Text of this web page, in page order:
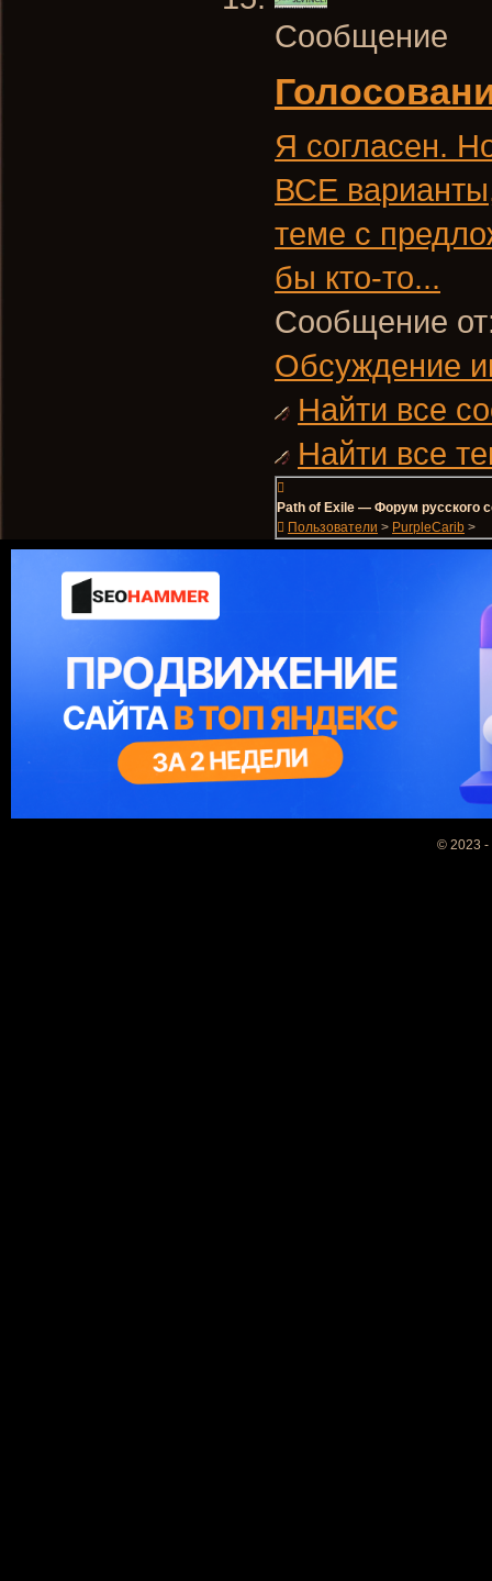
Сообщение
Я согласен.
ВСЕ
теме с
бы кто-то...
Сообщение
Обсуждение
Найти все
Найти все
Path of Exile — Форум русского
Пользователи > PurpleCarib >
© 2023 -